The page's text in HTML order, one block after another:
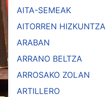
AITA-SEMEAK
AITORREN HIZKUNTZA
ARABAN
ARRANO BELTZA
ARROSAKO ZOLAN
ARTILLERO